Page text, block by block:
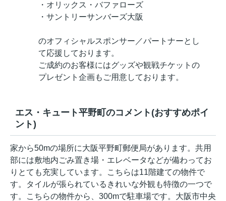
・オリックス・バファローズ
・サントリーサンバーズ大阪
のオフィシャルスポンサー／パートナーとし
て応援しております。
ご成約のお客様にはグッズや観戦チケットの
プレゼント企画もご用意しております。
エス・キュート平野町のコメント(おすすめポイ
ント)
家から50mの場所に大阪平野町郵便局があります。共用
部には敷地内ごみ置き場・エレベータなどが備わってお
りとても充実しています。こちらは11階建ての物件で
す。タイルが張られているきれいな外観も特徴の一つで
す。こちらの物件から、300mで駐車場です。大阪市中央